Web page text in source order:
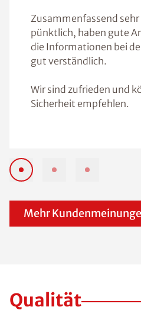
Zusammenfassend
pünktlich, haben gute
die Informationen bei
gut verständlich.
Wir sind zufrieden und
Sicherheit empfehlen.
Mehr
Qualität